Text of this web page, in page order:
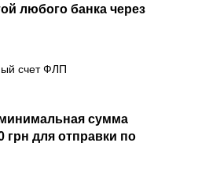
любого банка через
счет ФЛП
сумма
для отправки по